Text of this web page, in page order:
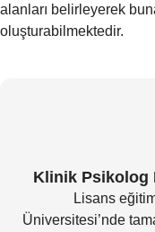
alanları belirleyerek
oluşturabilmektedir.
Klinik Psikolog
Lisans
Üniversitesi’nde